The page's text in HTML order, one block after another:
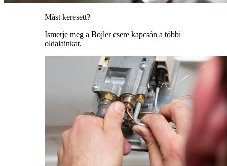
Mást keresett?
Ismerje meg a Bojler csere kapcsán a többi
oldalainkat.